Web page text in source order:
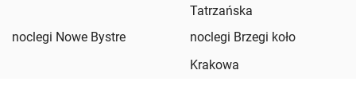
Tatrzańska
noclegi Nowe Bystre
noclegi Brzegi koło
Krakowa